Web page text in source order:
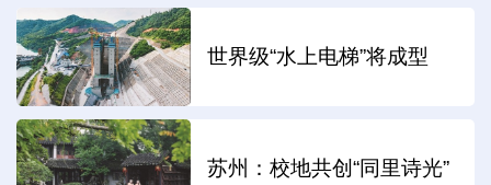
世界级“水上电梯”将成型
苏州：校地共创“同里诗光”